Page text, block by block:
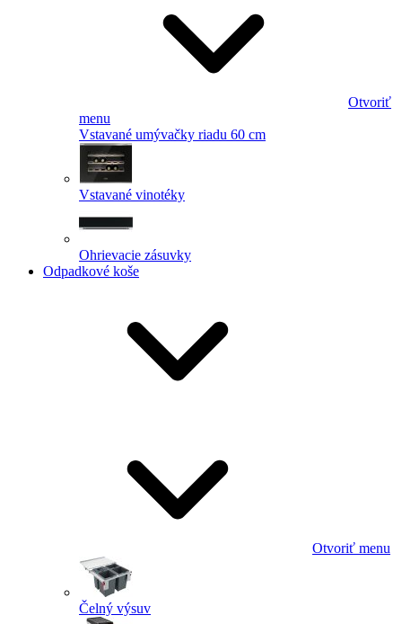
Otvoriť
menu
Vstavané umývačky riadu 60 cm
Vstavané vinotéky
Ohrievacie zásuvky
Odpadkové koše
Otvoriť menu
Čelný výsuv